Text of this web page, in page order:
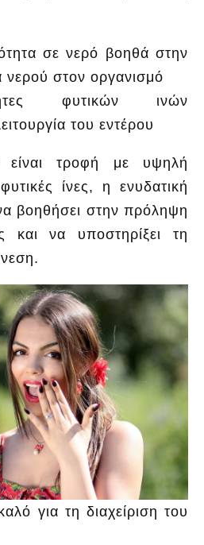
σε νερό βοηθά στην
στον οργανισμό
φυτικών ινών
του εντέρου
τροφή με υψηλή
ίνες, η ενυδατική
βοηθήσει στην πρόληψη
και να υποστηρίξει τη
για τη διαχείριση του